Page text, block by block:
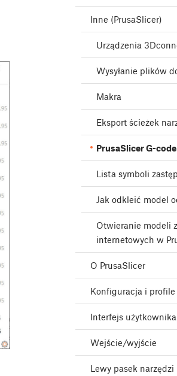
Inne (PrusaSlicer)
Urządzenia
Wysyłanie plików
Makra
Eksport ścieżek
PrusaSlicer G-
Lista symboli
Jak odkleić model
Otwieranie modeli
internetowych w
O PrusaSlicer
Konfiguracja i profile
Interfejs użytkownika
Wejście/wyjście
Lewy pasek narzędzi